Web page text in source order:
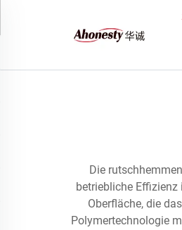
Die
betriebliche
Oberfläche, die
Polymertechnologie